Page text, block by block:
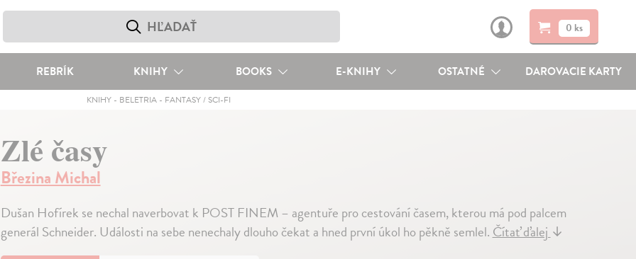
0 ks
REBRÍK KNIHY BOOKS E-KNIHY OSTATNÉ DAROVACIE KARTY
KNIHY - BELETRIA - FANTASY / SCI-FI
Zlé časy
Březina Michal
Dušan Hofírek se nechal naverbovat k POST FINEM – agentuře pro cestování časem, kterou má pod palcem
generál Schneider. Události na sebe nenechaly dlouho čekat a hned první úkol ho pěkně semlel.Čítať ďalej↓